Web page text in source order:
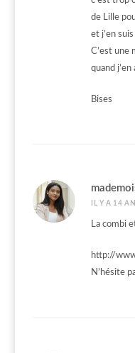
de Lille
et j’en
C’est une
quand
Bises
IL Y A 14
La combi
http://
N’hésite